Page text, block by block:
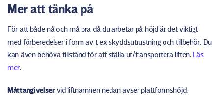
Mer att tänka på
För att både nå och må bra då du arbetar på höjd är det viktigt
med förberedelser i form av t ex skyddsutrustning och tillbehör. Du
kan även behöva tillstånd för att ställa ut/transportera liften. Läs
mer.
Måttangivelservid liftnamnen nedan avser plattformshöjd.